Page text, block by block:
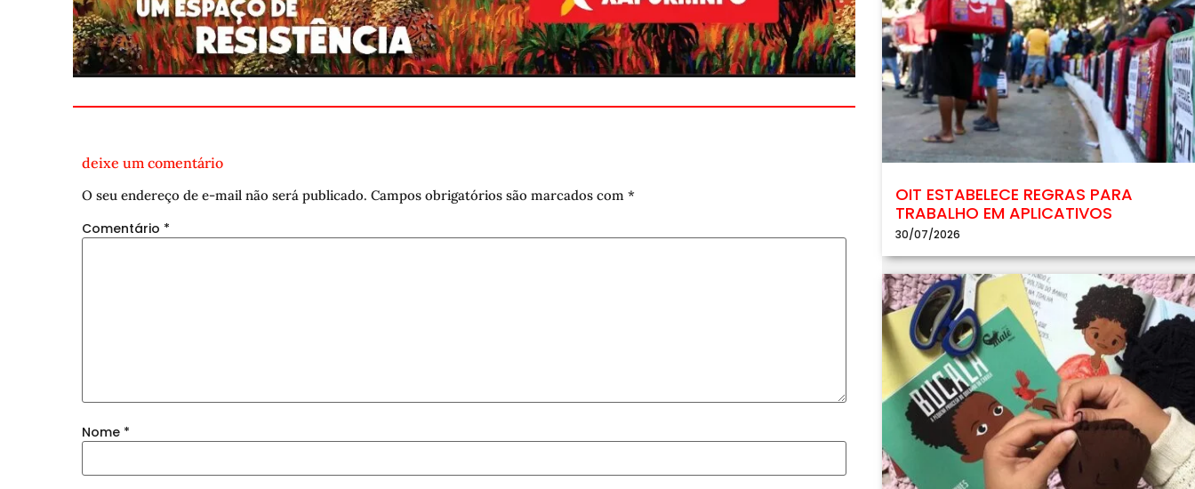
deixe um comentário
O seu endereço de e-mail não será publicado. Campos obrigatórios são marcados com *
Comentário *
Nome *
OIT ESTABELECE REGRAS PARA
TRABALHO EM APLICATIVOS
30/07/2026